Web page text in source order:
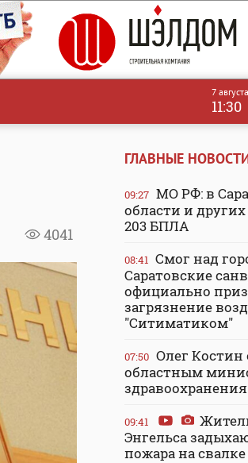
7 августа
11:30
4041
ГЛАВНЫЕ
09:27 МО РФ: в
области и
203 БПЛА
08:41 Смог над
Саратовские
официально
загрязнение
"Ситиматиком"
07:50 Олег Костин
областным
здравоохранения
09:41
Энгельса
пожара на свалке